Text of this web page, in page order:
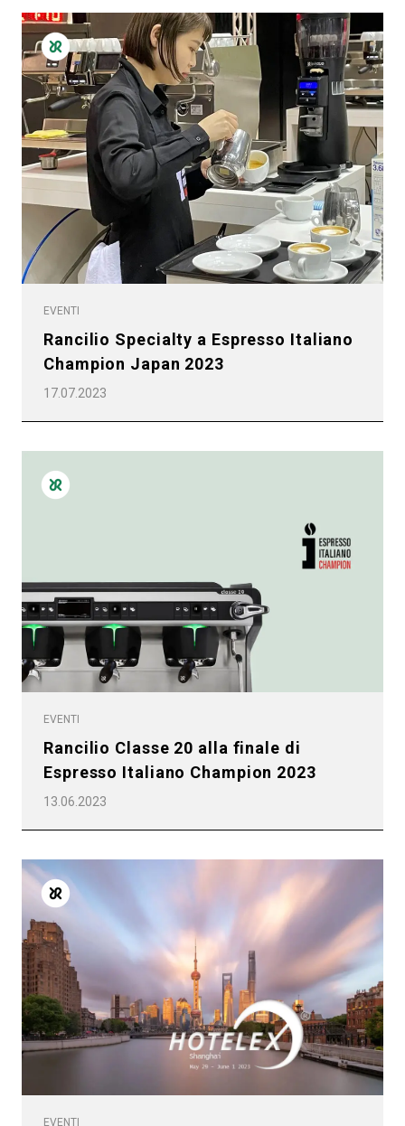
EVENTI
Rancilio Specialty a Espresso Italiano
Champion Japan 2023
17.07.2023
EVENTI
Rancilio Classe 20 alla finale di
Espresso Italiano Champion 2023
13.06.2023
EVENTI